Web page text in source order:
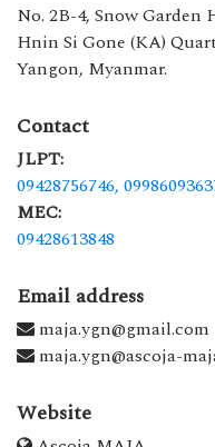
No. 2B-4, Snow
Hnin Si Gone (KA)
Yangon, Myanmar.
Contact
JLPT:
09428756746,
MEC:
09428613848
Email address
maja.ygn@gmail.com
maja.ygn@ascoja-
Website